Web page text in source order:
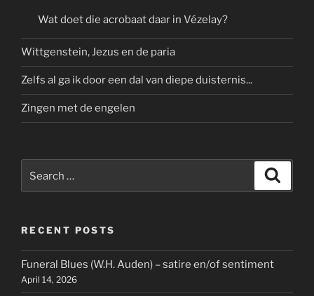
Wat doet die acrobaat daar in Vézelay?
Wittgenstein, Jezus en de paria
Zelfs al ga ik door een dal van diepe duisternis...
Zingen met de engelen
for:
RECENT POSTS
Funeral Blues (W.H. Auden) – satire en/of sentiment
April 14, 2026